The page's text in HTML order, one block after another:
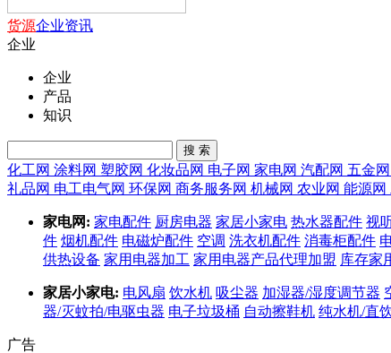
货源企业资讯
企业
企业
产品
知识
搜 索
化工网 涂料网 塑胶网 化妆品网 电子网 家电网 汽配网 五金网
礼品网 电工电气网 环保网 商务服务网 机械网 农业网 能源网
家电网: 家电配件 厨房电器 家居小家电 热水器配件 视
件 烟机配件 电磁炉配件 空调 洗衣机配件 消毒柜配件
供热设备 家用电器加工 家用电器产品代理加盟 库存家
家居小家电: 电风扇 饮水机 吸尘器 加湿器/湿度调节器
器/灭蚊拍/电驱虫器 电子垃圾桶 自动擦鞋机 纯水机/直
广告